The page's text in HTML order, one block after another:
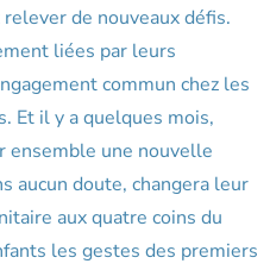
de nouveaux défis.
liées par leurs
commun chez les
Et il y a quelques mois,
ensemble une nouvelle
aucun doute, changera leur
aux quatre coins du
les gestes des premiers